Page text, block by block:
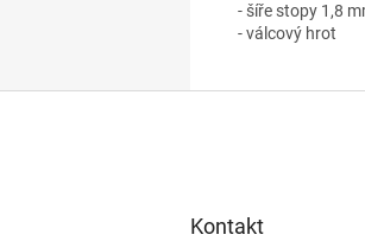
- šíře stopy 1,8
- válcový hrot
Kontakt